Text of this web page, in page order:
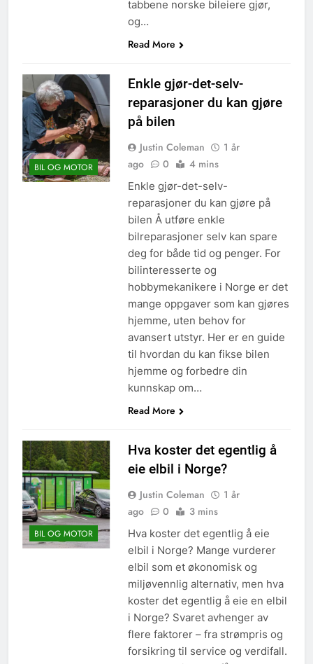
tabbene norske bileiere gjør,
og…
Read More
BIL OG MOTOR
Enkle gjør-det-selv-
reparasjoner du kan gjøre
på bilen
Justin Coleman
1 år
ago
0 4 mins
Enkle gjør-det-selv-
reparasjoner du kan gjøre på
bilen Å utføre enkle
bilreparasjoner selv kan spare
deg for både tid og penger. For
bilinteresserte og
hobbymekanikere i Norge er det
mange oppgaver som kan gjøres
hjemme, uten behov for
avansert utstyr. Her er en guide
til hvordan du kan fikse bilen
hjemme og forbedre din
kunnskap om…
Read More
BIL OG MOTOR
Hva koster det egentlig å
eie elbil i Norge?
Justin Coleman
1 år
ago
0 3 mins
Hva koster det egentlig å eie
elbil i Norge? Mange vurderer
elbil som et økonomisk og
miljøvennlig alternativ, men hva
koster det egentlig å eie en elbil
i Norge? Svaret avhenger av
flere faktorer – fra strømpris og
forsikring til service og verdifall.